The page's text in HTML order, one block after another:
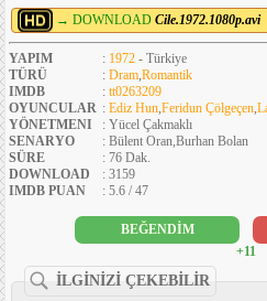
→ DOWNLOAD Cile.1972.1080p.avi
YAPIM : 1972 - Türkiye
TÜRÜ
: Dram,Romantik
IMDB
: tt0263209
OYUNCULAR : Ediz Hun,Feridun Çölgeçen,
YÖNETMENI
: Yücel Çakmaklı
SENARYO
: Bülent Oran,Burhan Bolan
SÜRE
: 76 Dak.
DOWNLOAD
: 3159
IMDB PUAN
: 5.6 / 47
BEĞENDİM
+11
İLGİNİZİ ÇEKEBİLİR